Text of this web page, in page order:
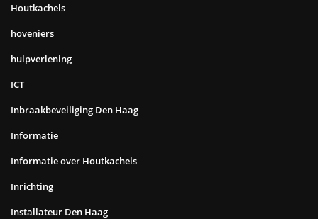
Houtkachels
hoveniers
hulpverlening
ICT
Inbraakbeveiliging Den Haag
Informatie
Informatie over Houtkachels
Inrichting
Installateur Den Haag